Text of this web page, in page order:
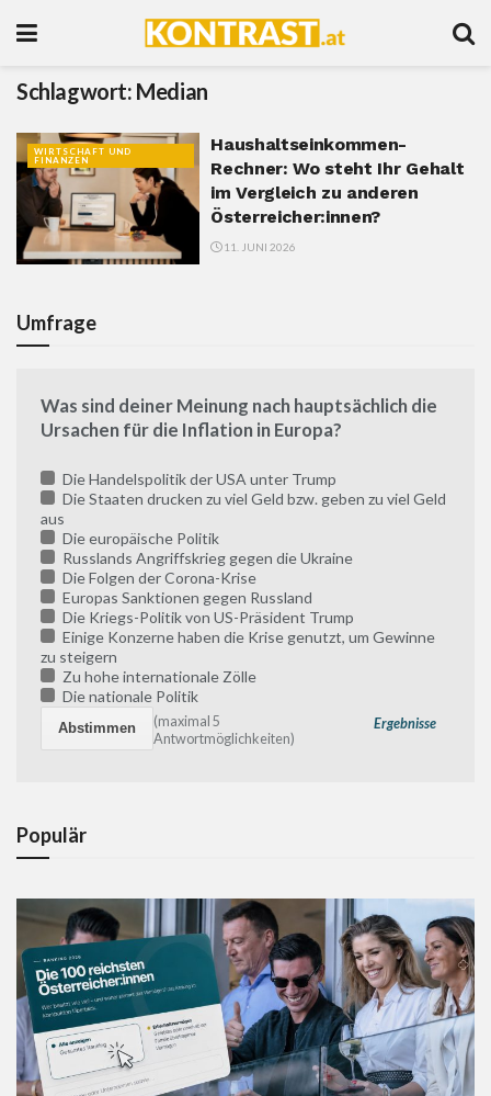
Schlagwort: Median
WIRTSCHAFT UND
FINANZEN
Haushaltseinkommen-
Rechner: Wo steht Ihr Gehalt
im Vergleich zu anderen
Österreicher:innen?
11. JUNI 2026
Umfrage
Was sind deiner Meinung nach hauptsächlich die
Ursachen für die Inflation in Europa?
Die Handelspolitik der USA unter Trump
Die Staaten drucken zu viel Geld bzw. geben zu viel Geld
aus
Die europäische Politik
Russlands Angriffskrieg gegen die Ukraine
Die Folgen der Corona-Krise
Europas Sanktionen gegen Russland
Die Kriegs-Politik von US-Präsident Trump
Einige Konzerne haben die Krise genutzt, um Gewinne
zu steigern
Zu hohe internationale Zölle
Die nationale Politik
Ergebnisse
(maximal 5
Antwortmöglichkeiten)
Populär